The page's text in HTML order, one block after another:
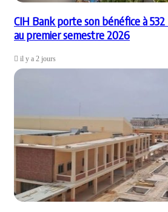
CIH Bank porte son bénéfice à
au premier semestre 2026
il y a 2 jours